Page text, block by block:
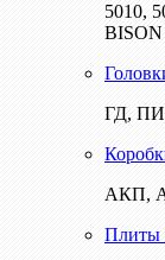
5010,
BISON
ГД,
АКП,
Плиты